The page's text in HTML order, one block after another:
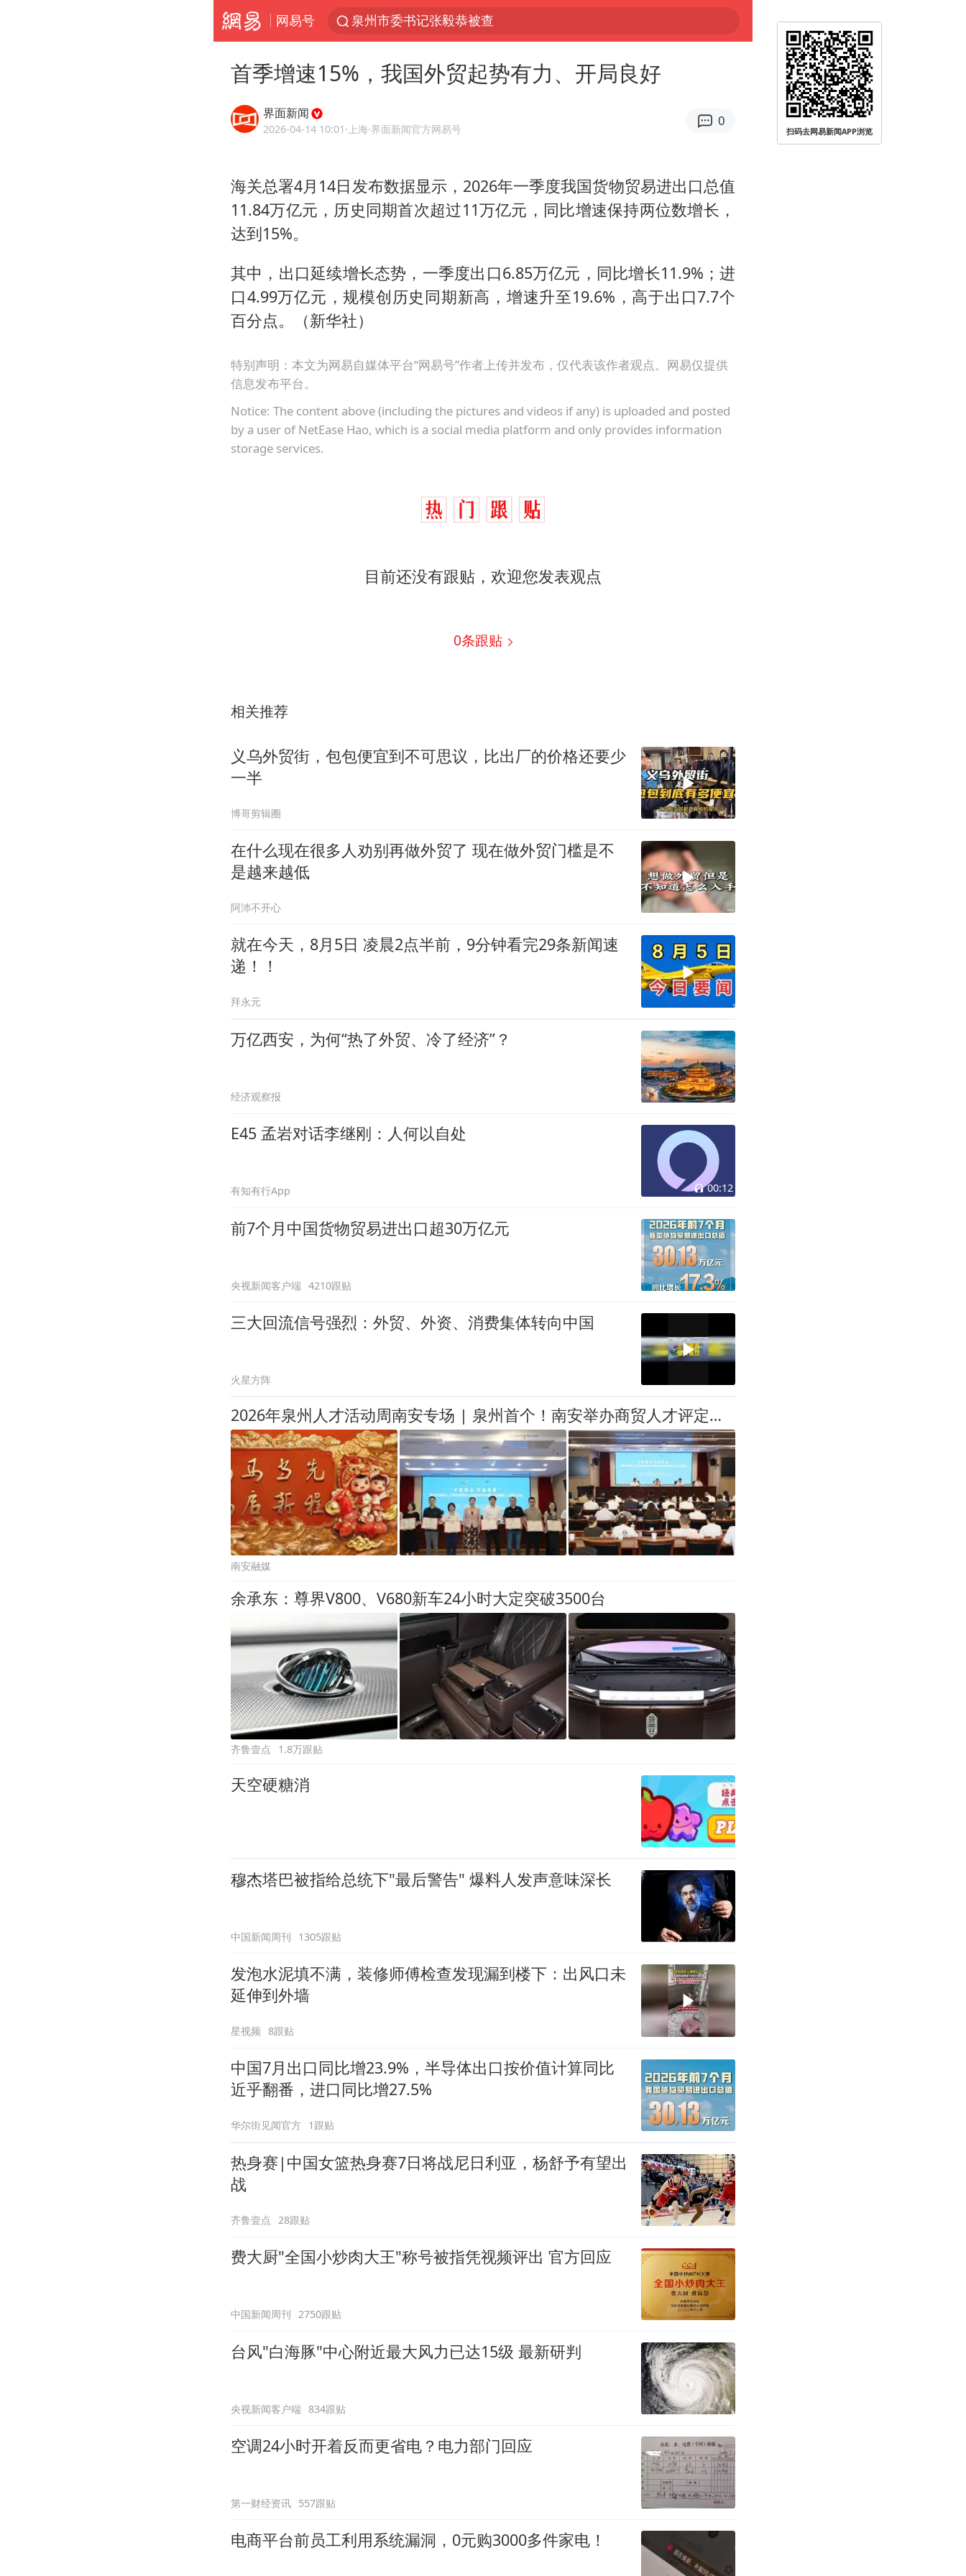
网易号
泉州市委书记张毅恭被查
全球首个长时储能一体化产业园量产
中巨芯：上半年归母净利润1405.77万元
四川宜宾市高县4.9级地震致1人死亡
台风白海豚或吞并鲸鱼 登陆地点更新
胜宏科技：股票交易异常波动
美股存储板块集体大跌
秋天的第一杯奶茶到底有多火
“今天得有40℃了吧 为啥还不预警”
日本试射“战斧”导弹，国防部回应
夯实基础开新局
首季增速15%，我国外贸起势有力、开局良好
界面新闻
2026-04-14 10:01 ·上海·界面新闻官方网易号
0
海关总署4月14日发布数据显示，2026年一季度我国货物贸易进出口总值
11.84万亿元，历史同期首次超过11万亿元，同比增速保持两位数增长，
达到15%。
其中，出口延续增长态势，一季度出口6.85万亿元，同比增长11.9%；进
口4.99万亿元，规模创历史同期新高，增速升至19.6%，高于出口7.7个
百分点。（新华社）
特别声明：本文为网易自媒体平台“网易号”作者上传并发布，仅代表该作者观点。网易仅提供
信息发布平台。
Notice: The content above (including the pictures and videos if any) is uploaded and posted
by a user of NetEase Hao, which is a social media platform and only provides information
storage services.
目前还没有跟贴，欢迎您发表观点
0条跟贴
相关推荐
义乌外贸街，包包便宜到不可思议，比出厂的价格还要少
一半
博哥剪辑圈
在什么现在很多人劝别再做外贸了 现在做外贸门槛是不
是越来越低
阿沛不开心
就在今天，8月5日 凌晨2点半前，9分钟看完29条新闻速
递！！
拜永元
万亿西安，为何“热了外贸、冷了经济”？
经济观察报
E45 孟岩对话李继刚：人何以自处
有知有行App 00:12
前7个月中国货物贸易进出口超30万亿元
央视新闻客户端 4210跟贴
三大回流信号强烈：外贸、外资、消费集体转向中国
火星方阵
2026年泉州人才活动周南安专场 | 泉州首个！南安举办商贸人才评定管理办法政策发布会
南安融媒
余承东：尊界V800、V680新车24小时大定突破3500台
齐鲁壹点 1.8万跟贴
天空硬糖消
穆杰塔巴被指给总统下"最后警告" 爆料人发声意味深长
中国新闻周刊 1305跟贴
发泡水泥填不满，装修师傅检查发现漏到楼下：出风口未
延伸到外墙
星视频 8跟贴
中国7月出口同比增23.9%，半导体出口按价值计算同比
近乎翻番，进口同比增27.5%
华尔街见闻官方 1跟贴
热身赛|中国女篮热身赛7日将战尼日利亚，杨舒予有望出
战
齐鲁壹点 28跟贴
费大厨"全国小炒肉大王"称号被指凭视频评出 官方回应
中国新闻周刊 2750跟贴
台风"白海豚"中心附近最大风力已达15级 最新研判
央视新闻客户端 834跟贴
空调24小时开着反而更省电？电力部门回应
第一财经资讯 557跟贴
电商平台前员工利用系统漏洞，0元购3000多件家电！
扫码去网易新闻APP浏览